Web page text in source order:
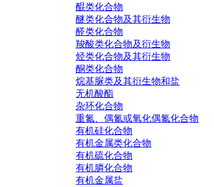
醌类化合物
醚类化合物及其衍生物
醛类化合物
羧酸类化合物及衍生物
烃类化合物及其衍生物
酮类化合物
烷基脲类及其衍生物和盐
无机酸酯
杂环化合物
重氮、偶氮或氧化偶氮化合物
有机硅化合物
有机金属类化合物
有机硫化合物
有机膦化合物
有机金属盐